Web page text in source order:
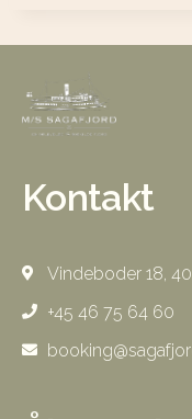
Kontakt
Vindeboder 18,
+45 46 75 64 60